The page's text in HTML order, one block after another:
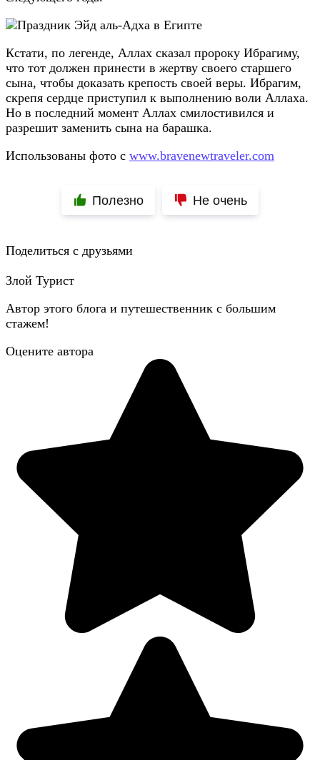
Кстати, по легенде, Аллах сказал пророку Ибрагиму,
что тот должен принести в жертву своего старшего
сына, чтобы доказать крепость своей веры. Ибрагим,
скрепя сердце приступил к выполнению воли Аллаха.
Но в последний момент Аллах смилостивился и
разрешит заменить сына на барашка.
Использованы фото с www.bravenewtraveler.com
Полезно Не очень
Поделиться с друзьями
Злой Турист
Автор этого блога и путешественник с большим
стажем!
Оцените автора